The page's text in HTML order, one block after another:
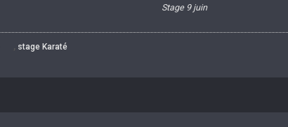
Stage 9 juin
, stage Karaté